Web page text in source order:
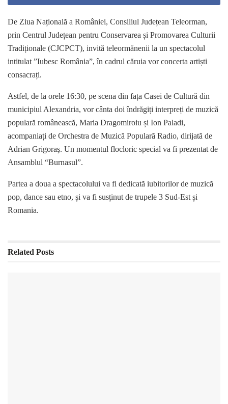
De Ziua Națională a României, Consiliul Județean Teleorman,
prin Centrul Județean pentru Conservarea și Promovarea Culturii
Tradiționale (CJCPCT), invită teleormănenii la un spectacolul
intitulat ”Iubesc România”, în cadrul căruia vor concerta artiști
consacrați.
Astfel, de la orele 16:30, pe scena din fața Casei de Cultură din
municipiul Alexandria, vor cânta doi îndrăgiți interpreți de muzică
populară românească, Maria Dragomiroiu și Ion Paladi,
acompaniați de Orchestra de Muzică Populară Radio, dirijată de
Adrian Grigoraş. Un momentul flocloric special va fi prezentat de
Ansamblul “Burnasul”.
Partea a doua a spectacolului va fi dedicată iubitorilor de muzică
pop, dance sau etno, și va fi susținut de trupele 3 Sud-Est și
Romania.
Related Posts